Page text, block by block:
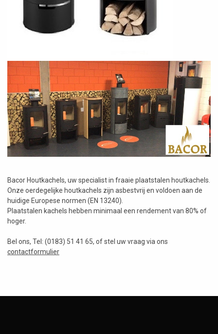
Bacor Houtkachels, uw specialist in fraaie plaatstalen houtkachels.
Onze oerdegelijke houtkachels zijn asbestvrij en voldoen aan de
huidige Europese normen (EN 13240).
Plaatstalen kachels hebben minimaal een rendement van 80% of
hoger.
Bel ons, Tel: (0183) 51 41 65, of stel uw vraag via ons
contactformulier